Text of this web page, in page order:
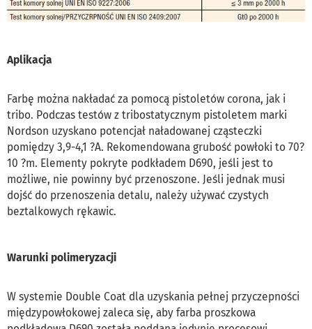
Aplikacja
Farbę można nakładać za pomocą pistoletów corona, jak i
tribo. Podczas testów z tribostatycznym pistoletem marki
Nordson uzyskano potencjał naładowanej cząsteczki
pomiędzy 3,9-4,1 ?A. Rekomendowana grubość powłoki to 70?
10 ?m. Elementy pokryte podkładem D690, jeśli jest to
możliwe, nie powinny być przenoszone. Jeśli jednak musi
dojść do przenoszenia detalu, należy używać czystych
beztalkowych rękawic.
Warunki polimeryzacji
W systemie Double Coat dla uzyskania pełnej przyczepności
międzypowłokowej zaleca się, aby farba proszkowa